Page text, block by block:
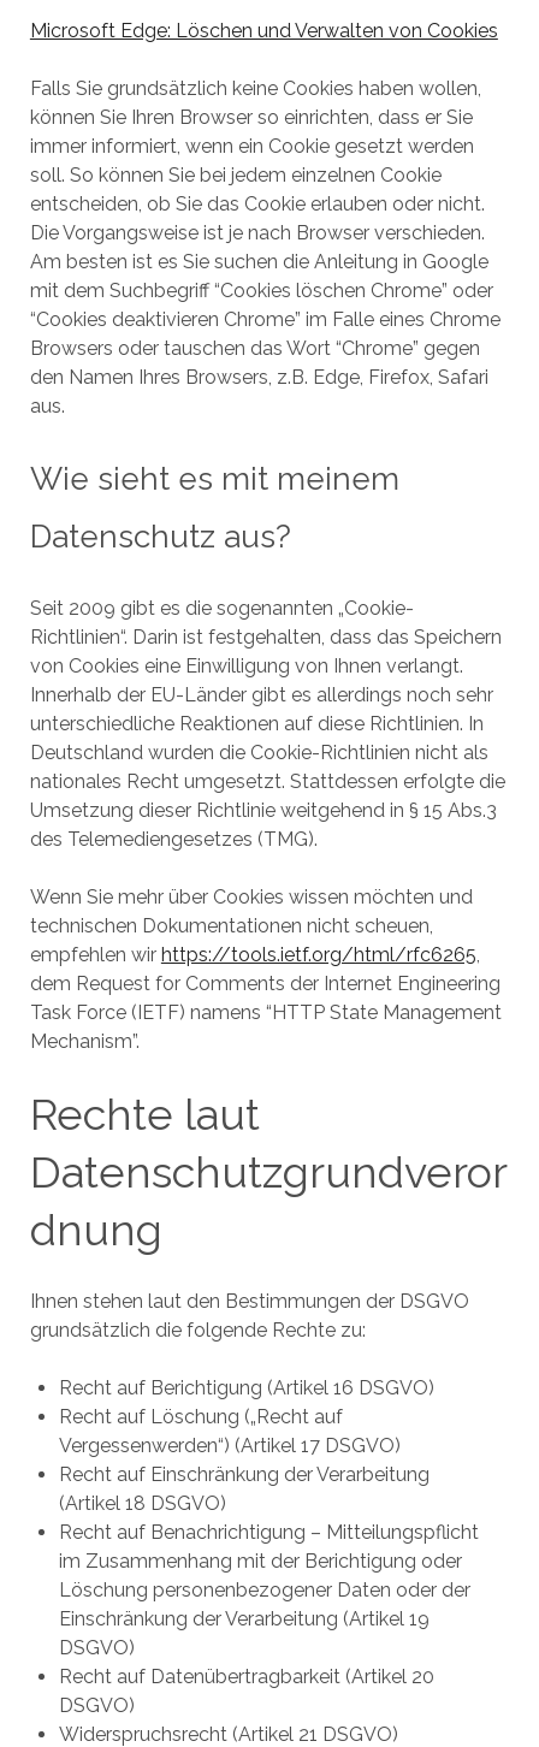
Microsoft Edge: Löschen und Verwalten von Cookies
Falls Sie grundsätzlich keine Cookies haben wollen,
können Sie Ihren Browser so einrichten, dass er Sie
immer informiert, wenn ein Cookie gesetzt werden
soll. So können Sie bei jedem einzelnen Cookie
entscheiden, ob Sie das Cookie erlauben oder nicht.
Die Vorgangsweise ist je nach Browser verschieden.
Am besten ist es Sie suchen die Anleitung in Google
mit dem Suchbegriff “Cookies löschen Chrome” oder
“Cookies deaktivieren Chrome” im Falle eines Chrome
Browsers oder tauschen das Wort “Chrome” gegen
den Namen Ihres Browsers, z.B. Edge, Firefox, Safari
aus.
Wie sieht es mit meinem
Datenschutz aus?
Seit 2009 gibt es die sogenannten „Cookie-
Richtlinien“. Darin ist festgehalten, dass das Speichern
von Cookies eine Einwilligung von Ihnen verlangt.
Innerhalb der EU-Länder gibt es allerdings noch sehr
unterschiedliche Reaktionen auf diese Richtlinien. In
Deutschland wurden die Cookie-Richtlinien nicht als
nationales Recht umgesetzt. Stattdessen erfolgte die
Umsetzung dieser Richtlinie weitgehend in § 15 Abs.3
des Telemediengesetzes (TMG).
Wenn Sie mehr über Cookies wissen möchten und
technischen Dokumentationen nicht scheuen,
empfehlen wir https://tools.ietf.org/html/rfc6265,
dem Request for Comments der Internet Engineering
Task Force (IETF) namens “HTTP State Management
Mechanism”.
Rechte laut
Datenschutzgrundveror
dnung
Ihnen stehen laut den Bestimmungen der DSGVO
grundsätzlich die folgende Rechte zu:
Recht auf Berichtigung (Artikel 16 DSGVO)
Recht auf Löschung („Recht auf
Vergessenwerden“) (Artikel 17 DSGVO)
Recht auf Einschränkung der Verarbeitung
(Artikel 18 DSGVO)
Recht auf Benachrichtigung – Mitteilungspflicht
im Zusammenhang mit der Berichtigung oder
Löschung personenbezogener Daten oder der
Einschränkung der Verarbeitung (Artikel 19
DSGVO)
Recht auf Datenübertragbarkeit (Artikel 20
DSGVO)
Widerspruchsrecht (Artikel 21 DSGVO)